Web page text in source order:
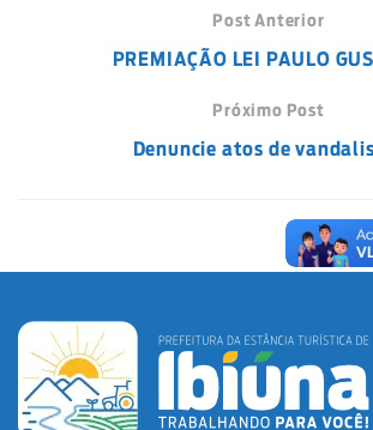
Post Anterior
PREMIAÇÃO LEI PAULO
Próximo Post
Denuncie atos de